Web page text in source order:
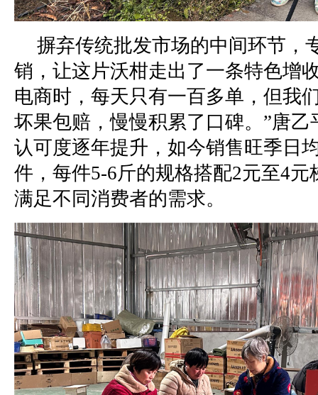
摒弃传统批发市场的中间环节，
销，让这片沃柑走出了一条特色增
电商时，每天只有一百多单，但我
坏果包赔，慢慢积累了口碑。”唐乙
认可度逐年提升，如今销售旺季日
件，每件5-6斤的规格搭配2元至4元
满足不同消费者的需求。